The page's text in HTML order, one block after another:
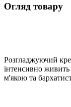
Огляд товару
Розгладжуючий
інтенсивно живить
м'якою та